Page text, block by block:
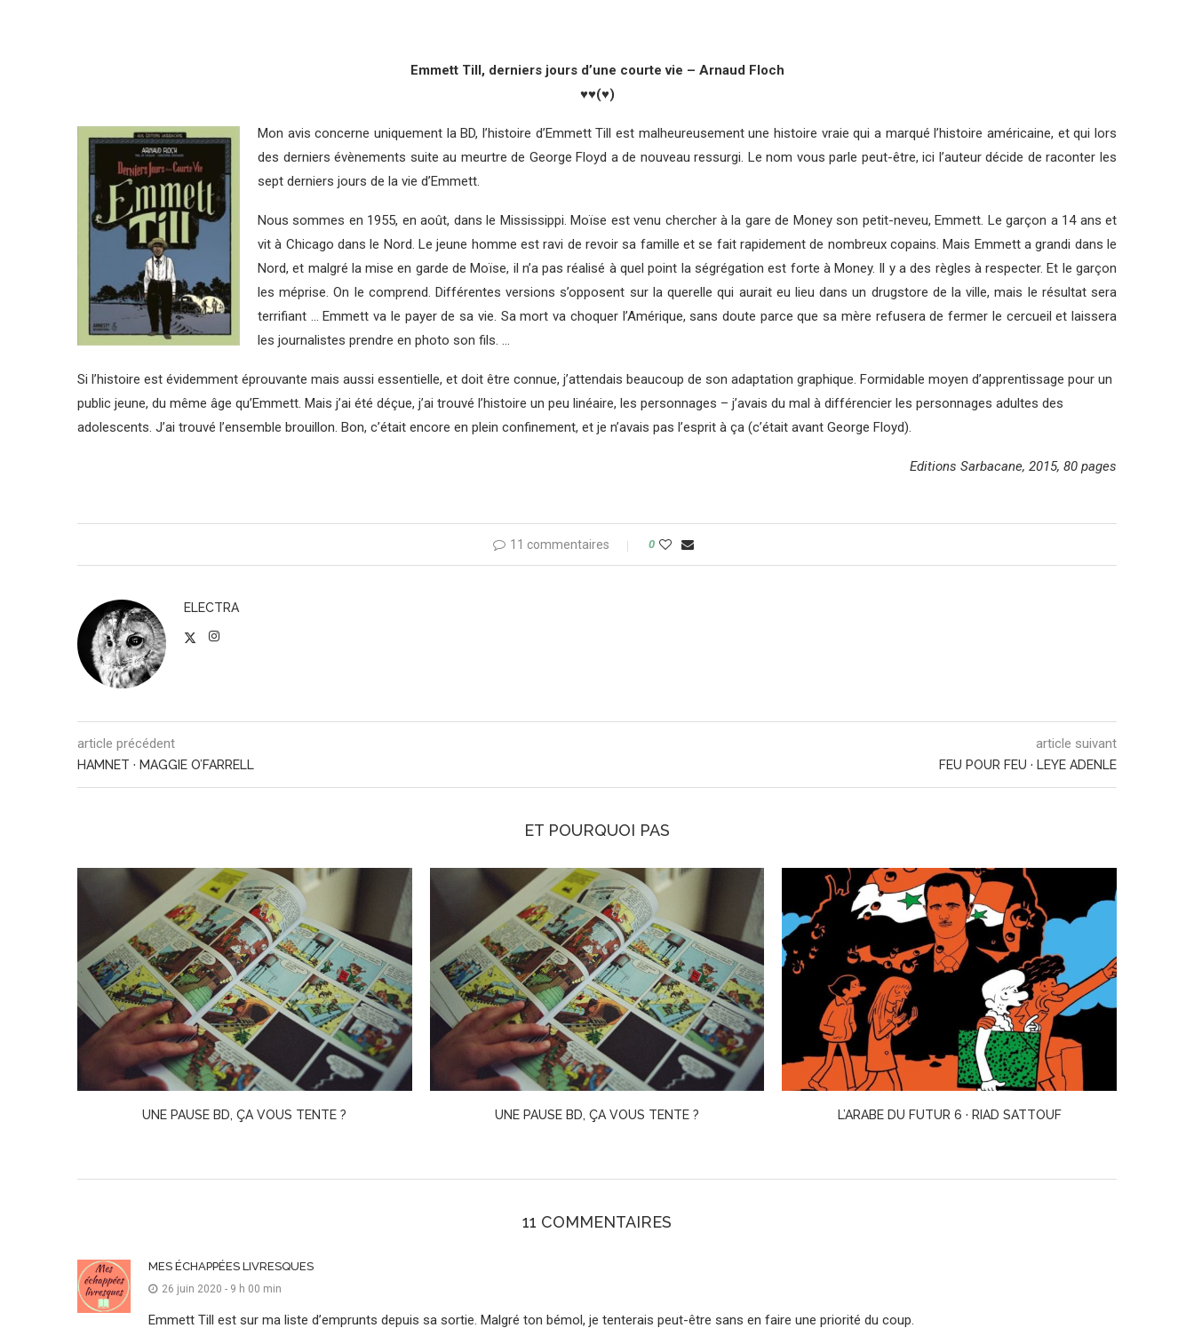
Emmett Till, derniers jours d’une courte vie – Arnaud Floch
♥♥(♥)
Mon avis concerne uniquement la BD, l’histoire d’Emmett Till est malheureusement une histoire vraie qui a marqué l’histoire américaine, et qui lors
des derniers évènements suite au meurtre de George Floyd a de nouveau ressurgi. Le nom vous parle peut-être, ici l’auteur décide de raconter les
sept derniers jours de la vie d’Emmett.
Nous sommes en 1955, en août, dans le Mississippi. Moïse est venu chercher à la gare de Money son petit-neveu, Emmett. Le garçon a 14 ans et
vit à Chicago dans le Nord. Le jeune homme est ravi de revoir sa famille et se fait rapidement de nombreux copains. Mais Emmett a grandi dans le
Nord, et malgré la mise en garde de Moïse, il n’a pas réalisé à quel point la ségrégation est forte à Money. Il y a des règles à respecter. Et le garçon
les méprise. On le comprend. Différentes versions s’opposent sur la querelle qui aurait eu lieu dans un drugstore de la ville, mais le résultat sera
terrifiant … Emmett va le payer de sa vie. Sa mort va choquer l’Amérique, sans doute parce que sa mère refusera de fermer le cercueil et laissera
les journalistes prendre en photo son fils. …
Si l’histoire est évidemment éprouvante mais aussi essentielle, et doit être connue, j’attendais beaucoup de son adaptation graphique. Formidable moyen d’apprentissage pour un
public jeune, du même âge qu’Emmett. Mais j’ai été déçue, j’ai trouvé l’histoire un peu linéaire, les personnages – j’avais du mal à différencier les personnages adultes des
adolescents. J’ai trouvé l’ensemble brouillon. Bon, c’était encore en plein confinement, et je n’avais pas l’esprit à ça (c’était avant George Floyd).
Editions Sarbacane, 2015, 80 pages
11 commentaires 0
ELECTRA
article précédent
HAMNET · MAGGIE O’FARRELL
article suivant
FEU POUR FEU · LEYE ADENLE
ET POURQUOI PAS
UNE PAUSE BD, ÇA VOUS TENTE ? L’ARABE DU FUTUR 6 · RIAD SATTOUF L’IMPOSTURE · MARIE BOSCH
11 COMMENTAIRES
MES ÉCHAPPÉES LIVRESQUES
26 juin 2020 - 9 h 00 min
Emmett Till est sur ma liste d’emprunts depuis sa sortie. Malgré ton bémol, je tenterais peut-être sans en faire une priorité du coup.